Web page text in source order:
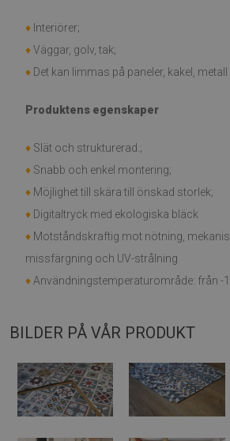
♦ Interiörer;
♦Väggar, golv, tak;
♦ Det kan limmas på paneler, kakel, metall
Produktens egenskaper
♦ Slät och strukturerad.;
♦ Snabb och enkel montering;
♦ Möjlighet till skära till önskad storlek;
♦ Digitaltryck med ekologiska bläck
♦ Motståndskraftig mot nötning,
missfärgning och UV-strålning
♦ Användningstemperaturområde: från -
BILDER PÅ VÅR PRODUKT